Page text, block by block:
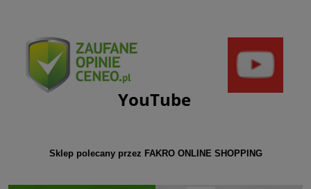
YouTube
Sklep polecany przez FAKRO ONLINE SHOPPING